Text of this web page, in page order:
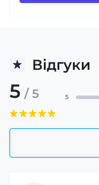
Відгуки
5 / 5 5